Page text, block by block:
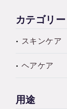
カテゴリー
スキンケア
ヘアケア
用途